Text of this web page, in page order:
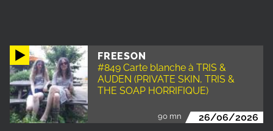
FREESON
#849 Carte blanche à TRIS &
AUDEN (PRIVATE SKIN, TRIS &
THE SOAP HORRIFIQUE)
90 mn 26/06/2026